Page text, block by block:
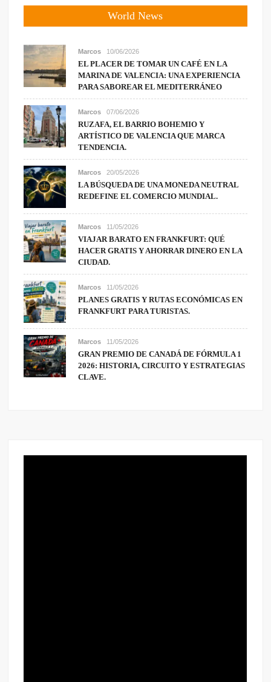
World News
Marcos 10/06/2026
EL PLACER DE TOMAR UN CAFÉ EN LA
MARINA DE VALENCIA: UNA EXPERIENCIA
PARA SABOREAR EL MEDITERRÁNEO
Marcos 07/06/2026
RUZAFA, EL BARRIO BOHEMIO Y
ARTÍSTICO DE VALENCIA QUE MARCA
TENDENCIA.
Marcos 20/05/2026
LA BÚSQUEDA DE UNA MONEDA NEUTRAL
REDEFINE EL COMERCIO MUNDIAL.
Marcos 11/05/2026
VIAJAR BARATO EN FRANKFURT: QUÉ
HACER GRATIS Y AHORRAR DINERO EN LA
CIUDAD.
Marcos 11/05/2026
PLANES GRATIS Y RUTAS ECONÓMICAS EN
FRANKFURT PARA TURISTAS.
Marcos 11/05/2026
GRAN PREMIO DE CANADÁ DE FÓRMULA 1
2026: HISTORIA, CIRCUITO Y ESTRATEGIAS
CLAVE.